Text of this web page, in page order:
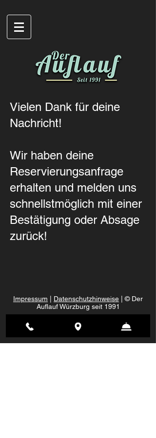
Vielen Dank für deine
Nachricht!
Wir haben deine
Reservierungsanfrage
erhalten und melden uns
schnellstmöglich mit einer
Bestätigung oder Absage
zurück!
Impressum Datenschutzhinweise | © Der
Auflauf Würzburg seit 1991